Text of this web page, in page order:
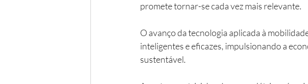
promete tornar-se cada vez mais relevante.
O avanço da tecnologia aplicada à
inteligentes e eficazes, impulsionando a
sustentável.